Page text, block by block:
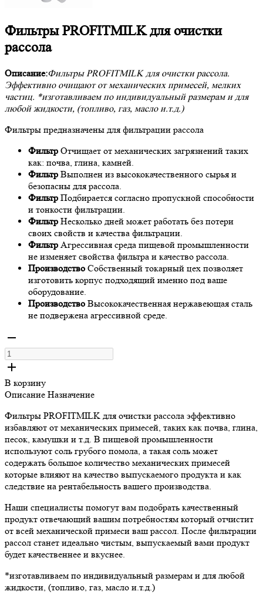
Фильтры PROFITMILK для очистки
рассола
Описание:Фильтры PROFITMILK для очистки рассола.
Эффективно очищают от механических примесей, мелких
частиц. *изготавливаем по индивидуальный размерам и для
любой жидкости, (топливо, газ, масло и.т.д.)
Фильтры предназначены для фильтрации рассола
Фильтр Отчищает от механических загрязнений таких
как: почва, глина, камней.
Фильтр Выполнен из высококачественного сырья и
безопасны для рассола.
Фильтр Подбирается согласно пропускной способности
и тонкости фильтрации.
Фильтр Несколько дней может работать без потери
своих свойств и качества фильтрации.
Фильтр Агрессивная среда пищевой промышленности
не изменяет свойства фильтра и качество рассола.
Производство Собственный токарный цех позволяет
изготовить корпус подходящий именно под ваше
оборудование.
Производство Высококачественная нержавеющая сталь
не подвержена агрессивной среде.
В корзину
Описание Назначение
Фильтры PROFITMILK для очистки рассола эффективно
избавляют от механических примесей, таких как почва, глина,
песок, камушки и т.д. В пищевой промышленности
используют соль грубого помола, а такая соль может
содержать большое количество механических примесей
которые влияют на качество выпускаемого продукта и как
следствие на рентабельность вашего производства.
Наши специалисты помогут вам подобрать качественный
продукт отвечающий вашим потребностям который отчистит
от всей механической примеси ваш рассол. После фильтрации
рассол станет идеально чистым, выпускаемый вами продукт
будет качественнее и вкуснее.
*изготавливаем по индивидуальный размерам и для любой
жидкости, (топливо, газ, масло и.т.д.)